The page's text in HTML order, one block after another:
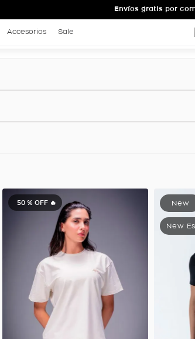
Envíos gratis por
Accesorios Sale
50 % OFF 🔥